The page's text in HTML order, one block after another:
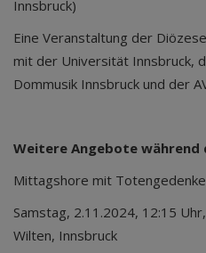
Innsbruck)
Eine Veranstaltung der
mit der Universität Innsbruck,
Dommusik Innsbruck und der
Weitere Angebote während
Mittagshore mit
Samstag, 2.11.2024, 12:15
Wilten, Innsbruck